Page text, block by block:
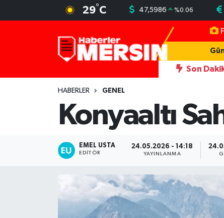
29°C 47,5986 %0.06
Son
İşçilerin kaldığı
HABERLER GENEL
Konyaaltı
EMEL USTA
EDITÖR
24.05.2026 - 14:18
YAYINLANMA
Mersin Nöbetçi Eczaneler
Mersin Hava Durumu
Mersin Trafik Yoğunluk Haritası
Süper Lig Puan Durumu ve Fikstür
Tüm Manşetler